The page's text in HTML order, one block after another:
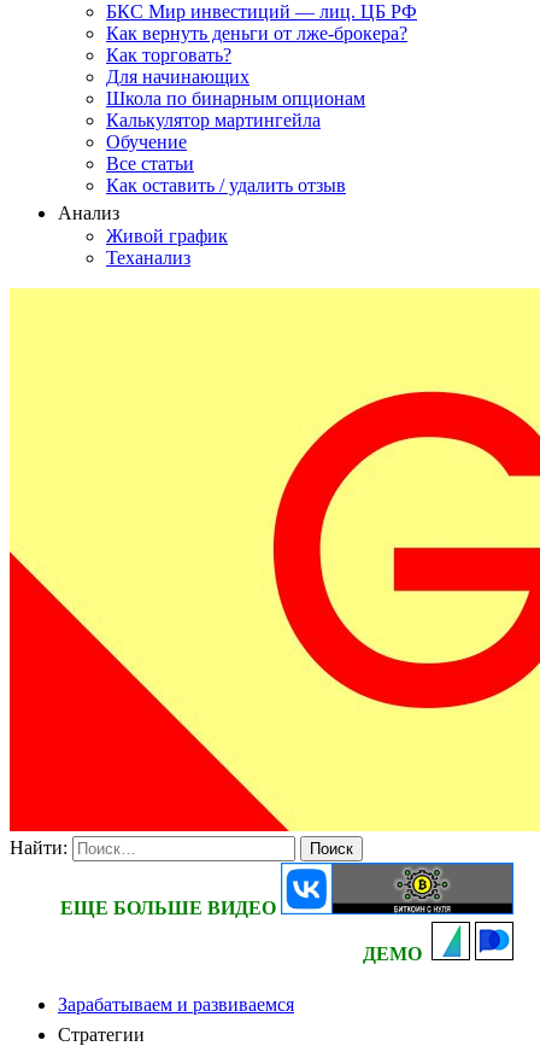
БКС Мир инвестиций — лиц. ЦБ РФ
Как вернуть деньги от лже-брокера?
Как торговать?
Для начинающих
Школа по бинарным опционам
Калькулятор мартингейла
Обучение
Все статьи
Как оставить / удалить отзыв
Анализ
Живой график
Теханализ
Найти:
ЕЩЕ БОЛЬШЕ ВИДЕО
ДЕМО
Зарабатываем и развиваемся
Стратегии